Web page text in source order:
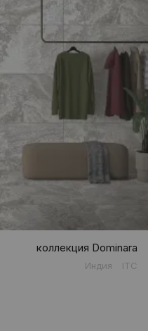
коллекция Dominara
Индия ITC